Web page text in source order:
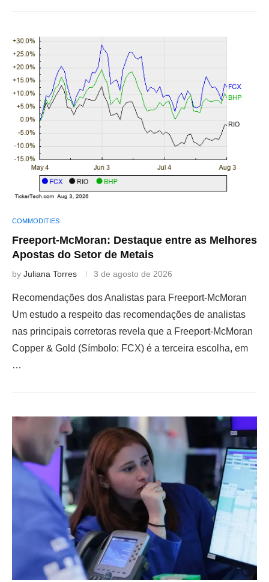
COMMODITIES
Freeport-McMoran: Destaque entre as Melhores
Apostas do Setor de Metais
by Juliana Torres 3 de agosto de 2026
Recomendações dos Analistas para Freeport-McMoran
Um estudo a respeito das recomendações de analistas
nas principais corretoras revela que a Freeport-McMoran
Copper & Gold (Símbolo: FCX) é a terceira escolha, em
…